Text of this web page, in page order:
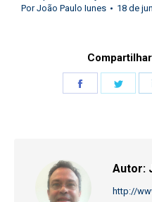
PorJoão Paulo Iunes 18 de
Autor:
http://